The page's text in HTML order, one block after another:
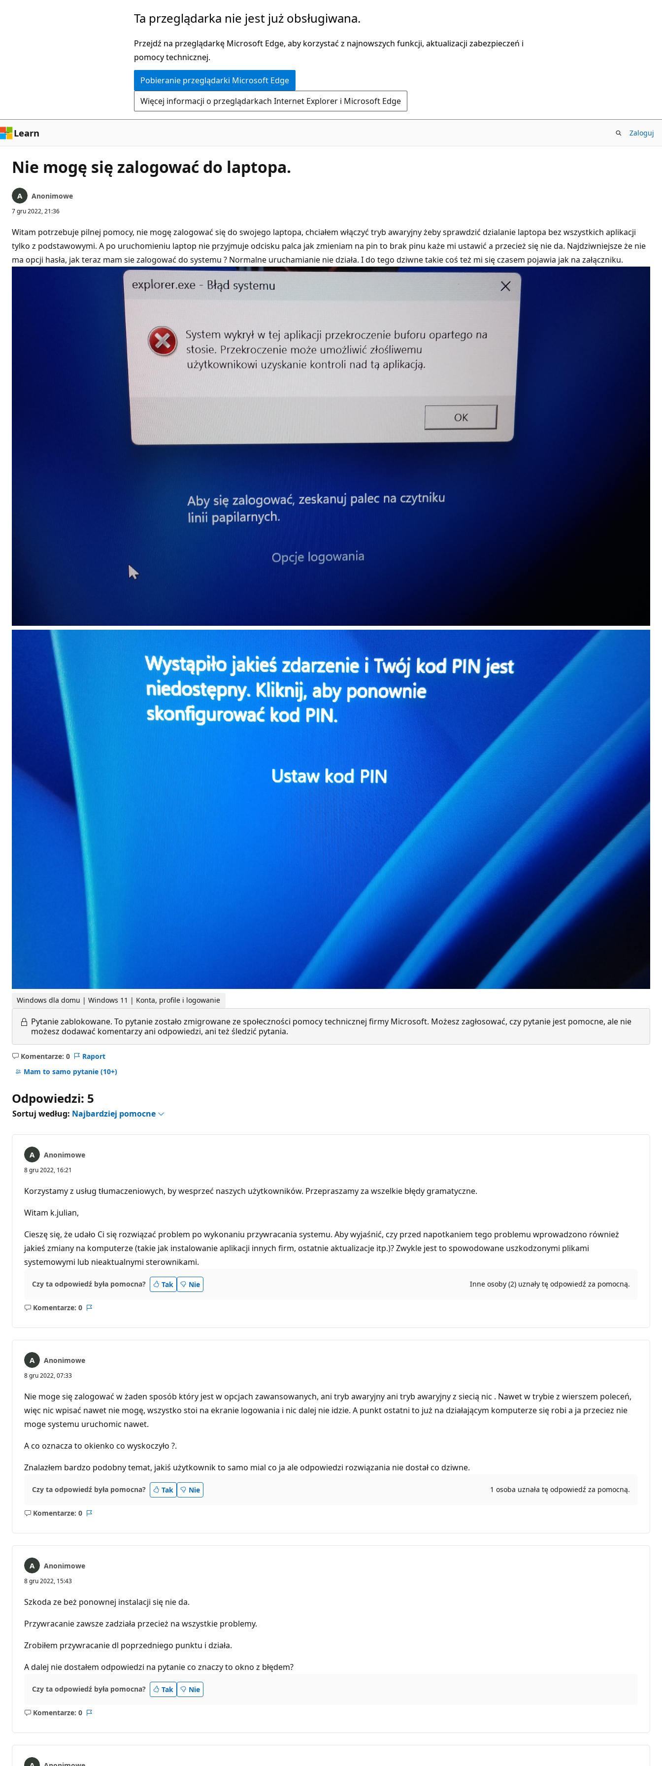
Ta przeglądarka nie jest już obsługiwana.
Przejdź na przeglądarkę Microsoft Edge, aby korzystać z najnowszych funkcji, aktualizacji zabezpieczeń i
pomocy technicznej.
Pobieranie przeglądarki Microsoft Edge
Więcej informacji o przeglądarkach Internet Explorer i Microsoft Edge
Learn Zaloguj
Nie mogę się zalogować do laptopa.
Anonimowe
7 gru 2022, 21:36
Witam potrzebuje pilnej pomocy, nie mogę zalogować się do swojego laptopa, chciałem włączyć tryb awaryjny żeby sprawdzić dzialanie laptopa bez wszystkich aplikacji
tylko z podstawowymi. A po uruchomieniu laptop nie przyjmuje odcisku palca jak zmieniam na pin to brak pinu każe mi ustawić a przecież się nie da. Najdziwniejsze że nie
ma opcji hasła, jak teraz mam sie zalogować do systemu ? Normalne uruchamianie nie działa. I do tego dziwne takie coś też mi się czasem pojawia jak na załączniku.
Windows dla domu | Windows 11 | Konta, profile i logowanie
Pytanie zablokowane. To pytanie zostało zmigrowane ze społeczności pomocy technicznej firmy Microsoft. Możesz zagłosować, czy pytanie jest pomocne, ale nie
możesz dodawać komentarzy ani odpowiedzi, ani też śledzić pytania.
Komentarze: 0
Brak
komentarzy
Raport
Mam to samo pytanie (10+)
Odpowiedzi: 5
Sortuj według: Najbardziej pomocne
Anonimowe
8 gru 2022, 16:21
Korzystamy z usług tłumaczeniowych, by wesprzeć naszych użytkowników. Przepraszamy za wszelkie błędy gramatyczne.
Witam k.julian,
Cieszę się, że udało Ci się rozwiązać problem po wykonaniu przywracania systemu. Aby wyjaśnić, czy przed napotkaniem tego problemu wprowadzono również
jakieś zmiany na komputerze (takie jak instalowanie aplikacji innych firm, ostatnie aktualizacje itp.)? Zwykle jest to spowodowane uszkodzonymi plikami
systemowymi lub nieaktualnymi sterownikami.
Czy ta odpowiedź była pomocna? Tak Nie Inne osoby (2) uznały tę odpowiedź za pomocną.
Komentarze: 0
Brak
Anonimowe
8 gru 2022, 07:33
Nie moge się zalogować w żaden sposób który jest w opcjach zawansowanych, ani tryb awaryjny ani tryb awaryjny z siecią nic . Nawet w trybie z wierszem poleceń,
więc nic wpisać nawet nie mogę, wszystko stoi na ekranie logowania i nic dalej nie idzie. A punkt ostatni to już na działającym komputerze się robi a ja przeciez nie
moge systemu uruchomic nawet.
A co oznacza to okienko co wyskoczyło ?.
Znalazłem bardzo podobny temat, jakiś użytkownik to samo mial co ja ale odpowiedzi rozwiązania nie dostał co dziwne.
Czy ta odpowiedź była pomocna? Tak Nie 1 osoba uznała tę odpowiedź za pomocną.
Komentarze: 0
Brak
Anonimowe
8 gru 2022, 15:43
Szkoda ze beż ponownej instalacji się nie da.
Przywracanie zawsze zadziała przecież na wszystkie problemy.
Zrobiłem przywracanie dl poprzedniego punktu i działa.
A dalej nie dostałem odpowiedzi na pytanie co znaczy to okno z błędem?
Czy ta odpowiedź była pomocna? Tak Nie
Komentarze: 0
Brak